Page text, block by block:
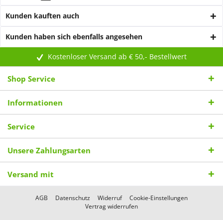
Kunden kauften auch
Kunden haben sich ebenfalls angesehen
Kostenloser Versand ab € 50,- Bestellwert
Shop Service
Informationen
Service
Unsere Zahlungsarten
Versand mit
AGB Datenschutz Widerruf
Cookie-Einstellungen
Vertrag widerrufen